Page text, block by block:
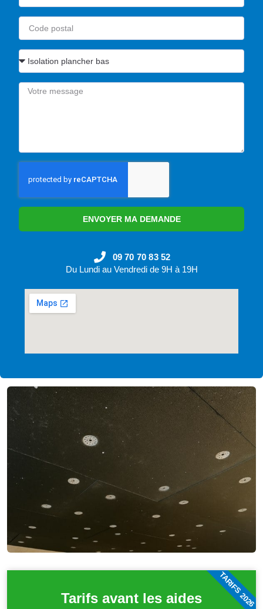
Tarifs avant les aides TARIFS 2026
ENVOYER MA DEMANDE
09 70 70 83 52
Du Lundi au Vendredi de 9H à 19H